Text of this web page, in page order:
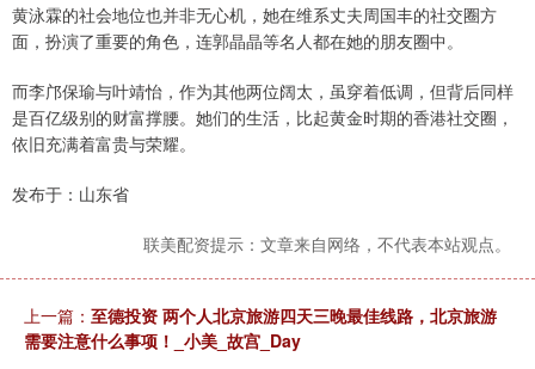
黄泳霖的社会地位也并非无心机，她在维系丈夫周国丰的社交圈方
面，扮演了重要的角色，连郭晶晶等名人都在她的朋友圈中。
而李邝保瑜与叶靖怡，作为其他两位阔太，虽穿着低调，但背后同样
是百亿级别的财富撑腰。她们的生活，比起黄金时期的香港社交圈，
依旧充满着富贵与荣耀。
发布于：山东省
联美配资提示：文章来自网络，不代表本站观点。
上一篇： 至德投资 两个人北京旅游四天三晚最佳线路，北京旅游
需要注意什么事项！_小美_故宫_Day